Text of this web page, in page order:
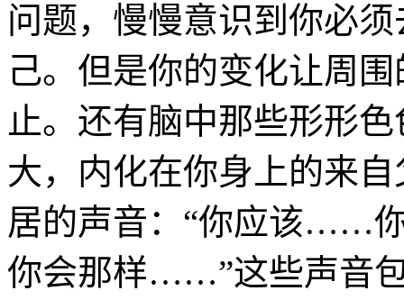
问题，慢慢意识到你必
己。但是你的变化让周
止。还有脑中那些形形
大，内化在你身上的来
居的声音：“你应该
你会那样……”这些声音